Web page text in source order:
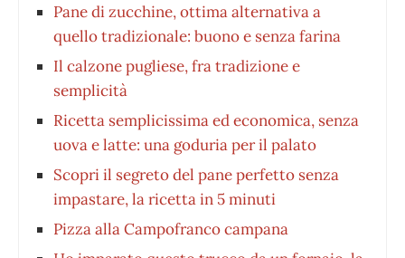
Pane di zucchine, ottima alternativa a
quello tradizionale: buono e senza farina
Il calzone pugliese, fra tradizione e
semplicità
Ricetta semplicissima ed economica, senza
uova e latte: una goduria per il palato
Scopri il segreto del pane perfetto senza
impastare, la ricetta in 5 minuti
Pizza alla Campofranco campana